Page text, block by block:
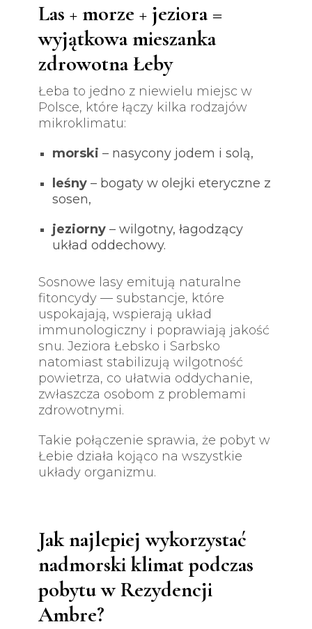
Las + morze + jeziora =
wyjątkowa mieszanka
zdrowotna Łeby
Łeba to jedno z niewielu miejsc w
Polsce, które łączy kilka rodzajów
mikroklimatu:
morski – nasycony jodem i solą,
leśny – bogaty w olejki eteryczne z
sosen,
jeziorny – wilgotny, łagodzący
układ oddechowy.
Sosnowe lasy emitują naturalne
fitoncydy — substancje, które
uspokajają, wspierają układ
immunologiczny i poprawiają jakość
snu. Jeziora Łebsko i Sarbsko
natomiast stabilizują wilgotność
powietrza, co ułatwia oddychanie,
zwłaszcza osobom z problemami
zdrowotnymi.
Takie połączenie sprawia, że pobyt w
Łebie działa kojąco na wszystkie
układy organizmu.
Jak najlepiej wykorzystać
nadmorski klimat podczas
pobytu w Rezydencji
Ambre?